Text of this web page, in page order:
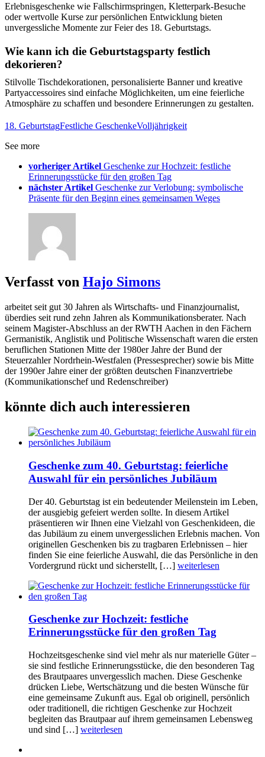
Erlebnisgeschenke wie Fallschirmspringen, Kletterpark-Besuche
oder wertvolle Kurse zur persönlichen Entwicklung bieten
unvergessliche Momente zur Feier des 18. Geburtstags.
Wie kann ich die Geburtstagsparty festlich
dekorieren?
Stilvolle Tischdekorationen, personalisierte Banner und kreative
Partyaccessoires sind einfache Möglichkeiten, um eine feierliche
Atmosphäre zu schaffen und besondere Erinnerungen zu gestalten.
18. GeburtstagFestliche GeschenkeVolljährigkeit
See more
vorheriger Artikel Geschenke zur Hochzeit: festliche
Erinnerungsstücke für den großen Tag
nächster Artikel Geschenke zur Verlobung: symbolische
Präsente für den Beginn eines gemeinsamen Weges
Verfasst von Hajo Simons
arbeitet seit gut 30 Jahren als Wirtschafts- und Finanzjournalist,
überdies seit rund zehn Jahren als Kommunikationsberater. Nach
seinem Magister-Abschluss an der RWTH Aachen in den Fächern
Germanistik, Anglistik und Politische Wissenschaft waren die ersten
beruflichen Stationen Mitte der 1980er Jahre der Bund der
Steuerzahler Nordrhein-Westfalen (Pressesprecher) sowie bis Mitte
der 1990er Jahre einer der größten deutschen Finanzvertriebe
(Kommunikationschef und Redenschreiber)
könnte dich auch interessieren
Geschenke zum 40. Geburtstag: feierliche
Auswahl für ein persönliches Jubiläum
Der 40. Geburtstag ist ein bedeutender Meilenstein im Leben,
der ausgiebig gefeiert werden sollte. In diesem Artikel
präsentieren wir Ihnen eine Vielzahl von Geschenkideen, die
das Jubiläum zu einem unvergesslichen Erlebnis machen. Von
originellen Geschenken bis zu tragbaren Erlebnissen – hier
finden Sie eine feierliche Auswahl, die das Persönliche in den
Vordergrund rückt und sicherstellt, […] weiterlesen
Geschenke zur Hochzeit: festliche
Erinnerungsstücke für den großen Tag
Hochzeitsgeschenke sind viel mehr als nur materielle Güter –
sie sind festliche Erinnerungsstücke, die den besonderen Tag
des Brautpaares unvergesslich machen. Diese Geschenke
drücken Liebe, Wertschätzung und die besten Wünsche für
eine gemeinsame Zukunft aus. Egal ob originell, persönlich
oder traditionell, die richtigen Geschenke zur Hochzeit
begleiten das Brautpaar auf ihrem gemeinsamen Lebensweg
und sind […] weiterlesen